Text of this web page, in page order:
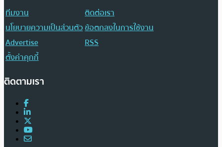
ทีมงาน
ติดต่อเรา
นโยบายความเป็นส่วนตัวข้อตกลงในการใช้งาน
Advertise
RSS
ตั้งค่าคุกกี้
ติดตามเรา